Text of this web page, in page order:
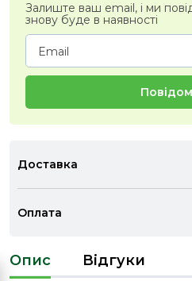
Залиште ваш email, і ми
знову буде в наявності
Доставка
Оплата
Опис Відгуки